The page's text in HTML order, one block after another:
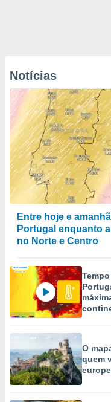
Notícias
Entre hoje e
Portugal enquanto
no Norte e Centro
O
quem